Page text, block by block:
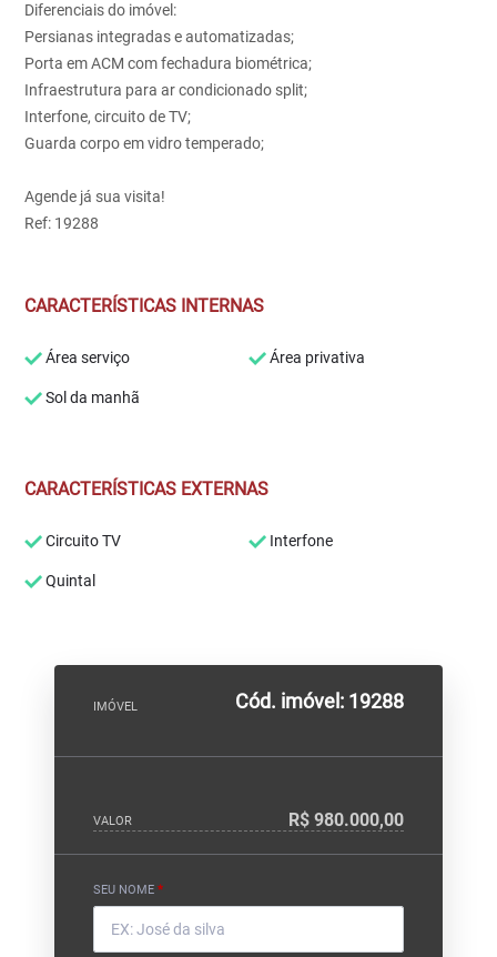
Diferenciais do imóvel:
Persianas integradas e automatizadas;
Porta em ACM com fechadura biométrica;
Infraestrutura para ar condicionado split;
Interfone, circuito de TV;
Guarda corpo em vidro temperado;
Agende já sua visita!
Ref: 19288
CARACTERÍSTICAS INTERNAS
Área serviço Área privativa
Sol da manhã
CARACTERÍSTICAS EXTERNAS
Circuito TV Interfone
Quintal
IMÓVEL Cód. imóvel: 19288
VALOR R$ 980.000,00
SEU NOME *